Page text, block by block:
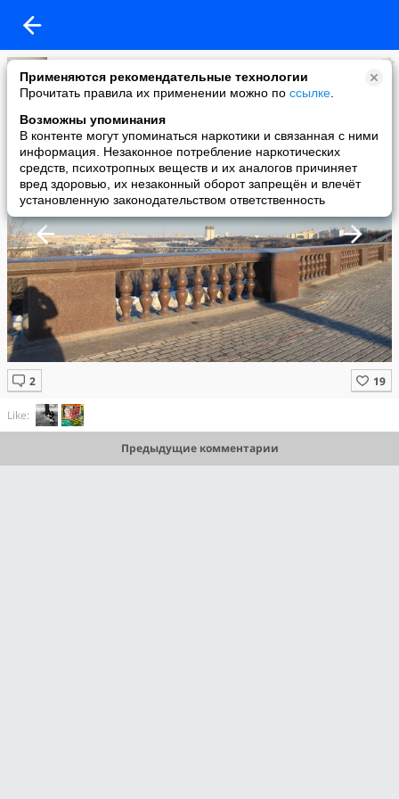
Применяются рекомендательные технологии
Прочитать правила их применении можно по ссылке
Возможны упоминания
В контенте могут упоминаться наркотики и связанная с ними
информация. Незаконное потребление наркотических
средств, психотропных веществ и их аналогов причиняет
вред здоровью, их незаконный оборот запрещён и влечёт
установленную законодательством ответственность
Колючка
added a photo
27 Feb в 08:56
Like:
Предыдущие комментарии